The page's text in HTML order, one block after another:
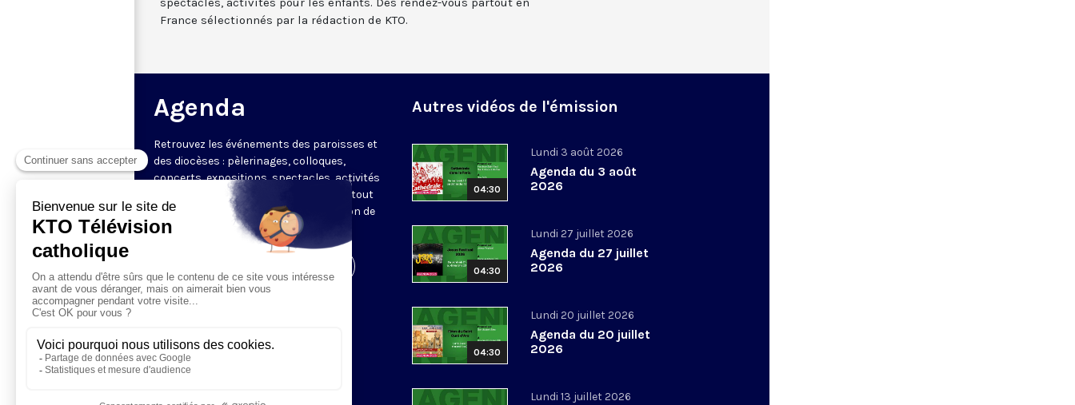
France sélectionnés par la rédaction de KTO.
Agenda
Retrouvez les événements des paroisses et
des diocèses : pèlerinages, colloques,
concerts, expositions, spectacles, activités
pour les enfants. Des rendez-vous partout
en France sélectionnés par la rédaction de
KTO.
Autres vidéos de l'émission
04:30
Lundi 3 août 2026
Agenda du 3 août
2026
04:30
Lundi 27 juillet 2026
Agenda du 27 juillet
2026
04:30
Lundi 20 juillet 2026
Agenda du 20 juillet
2026
Lundi 13 juillet 2026